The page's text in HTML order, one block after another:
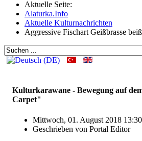
Aktuelle Seite:
Alaturka.Info
Aktuelle Kulturnachrichten
Aggressive Fischart Geißbrasse
Kulturkarawane - Bewegung auf
Carpet"
Mittwoch, 01. August 2018 13:30
Geschrieben von Portal Editor